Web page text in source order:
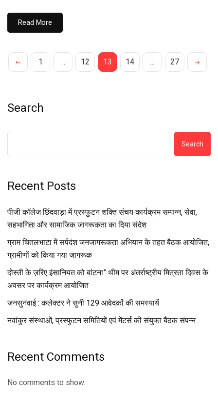
Read More
1 … 12 13 14 … 27
Search
Search
Recent Posts
पीजी कॉलेज छिंदवाड़ा में प्रस्फुटन शक्ति संचय कार्यक्रम सम्पन्न, सेवा,
सहभागिता और सामाजिक जागरूकता का दिया संदेश
ग्राम चितलभाटा में सर्पदंश जनजागरूकता अभियान के तहत बैठक आयोजित,
ग्रामीणों को किया गया जागरूक
दोस्ती के ज़रिए इंसानियत को बांटना” थीम पर अंतर्राष्ट्रीय मित्रता दिवस के
अवसर पर कार्यक्रम आयोजित
जनसुनवाई : कलेक्टर ने सुनी 129 आवेदकों की समस्यायें
नवांकुर संस्थाओं, प्रस्फुटन समितियों एवं मेंटर्स की संयुक्त बैठक संपन्न
Recent Comments
No comments to show.